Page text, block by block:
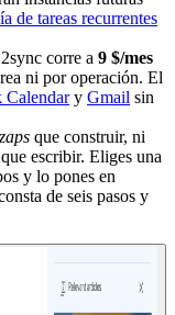
de tareas recurrentes
2sync corre a 9 $/mes
ni por operación. El
Calendary Gmail sin
zaps que construir, ni
escribir. Eliges una
y lo pones en
de seis pasos y